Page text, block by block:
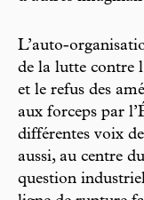
L’auto-
de la lutte contre
et le refus des
aux forceps par
différentes voix
aussi, au centre
question